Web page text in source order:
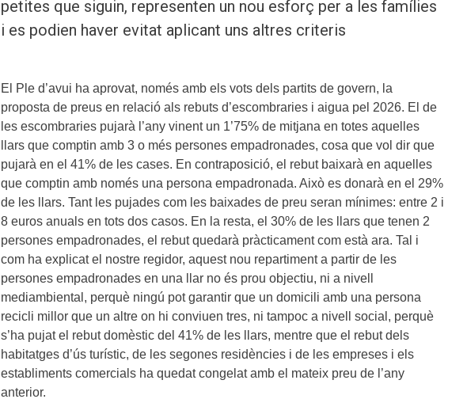
petites que siguin, representen un nou esforç per a les famílies
i es podien haver evitat aplicant uns altres criteris
El Ple d’avui ha aprovat, només amb els vots dels partits de govern, la
proposta de preus en relació als rebuts d’escombraries i aigua pel 2026. El de
les escombraries pujarà l’any vinent un 1’75% de mitjana en totes aquelles
llars que comptin amb 3 o més persones empadronades, cosa que vol dir que
pujarà en el 41% de les cases. En contraposició, el rebut baixarà en aquelles
que comptin amb només una persona empadronada. Això es donarà en el 29%
de les llars. Tant les pujades com les baixades de preu seran mínimes: entre 2 i
8 euros anuals en tots dos casos. En la resta, el 30% de les llars que tenen 2
persones empadronades, el rebut quedarà pràcticament com està ara. Tal i
com ha explicat el nostre regidor, aquest nou repartiment a partir de les
persones empadronades en una llar no és prou objectiu, ni a nivell
mediambiental, perquè ningú pot garantir que un domicili amb una persona
recicli millor que un altre on hi conviuen tres, ni tampoc a nivell social, perquè
s’ha pujat el rebut domèstic del 41% de les llars, mentre que el rebut dels
habitatges d’ús turístic, de les segones residències i de les empreses i els
establiments comercials ha quedat congelat amb el mateix preu de l’any
anterior.